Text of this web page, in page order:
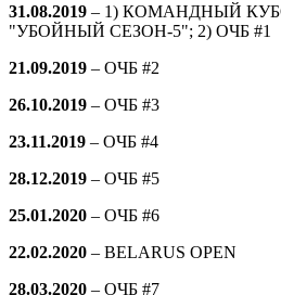
31.08.2019 – 1) КОМАНДНЫЙ
"УБОЙНЫЙ СЕЗОН-5"; 2) ОЧБ #1
21.09.2019 – ОЧБ #2
26.10.2019 – ОЧБ #3
23.11.2019 – ОЧБ #4
28.12.2019 – ОЧБ #5
25.01.2020 – ОЧБ #6
22.02.2020 – BELARUS OPEN
28.03.2020 – ОЧБ #7